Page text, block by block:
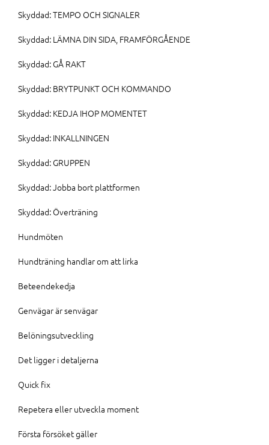
Skyddad: TEMPO OCH SIGNALER
Skyddad: LÄMNA DIN SIDA, FRAMFÖRGÅENDE
Skyddad: GÅ RAKT
Skyddad: BRYTPUNKT OCH KOMMANDO
Skyddad: KEDJA IHOP MOMENTET
Skyddad: INKALLNINGEN
Skyddad: GRUPPEN
Skyddad: Jobba bort plattformen
Skyddad: Överträning
Hundmöten
Hundträning handlar om att lirka
Beteendekedja
Genvägar är senvägar
Belöningsutveckling
Det ligger i detaljerna
Quick fix
Repetera eller utveckla moment
Första försöket gäller